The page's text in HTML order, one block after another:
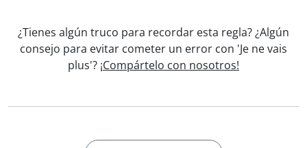
¿Tienes algún truco para recordar esta regla? ¿Algún
consejo para evitar cometer un error con 'Je ne vais
plus'? ¡Compártelo con nosotros!